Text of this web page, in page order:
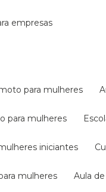
empresas
para mulheres
para mulheres
iniciantes
mulheres aula